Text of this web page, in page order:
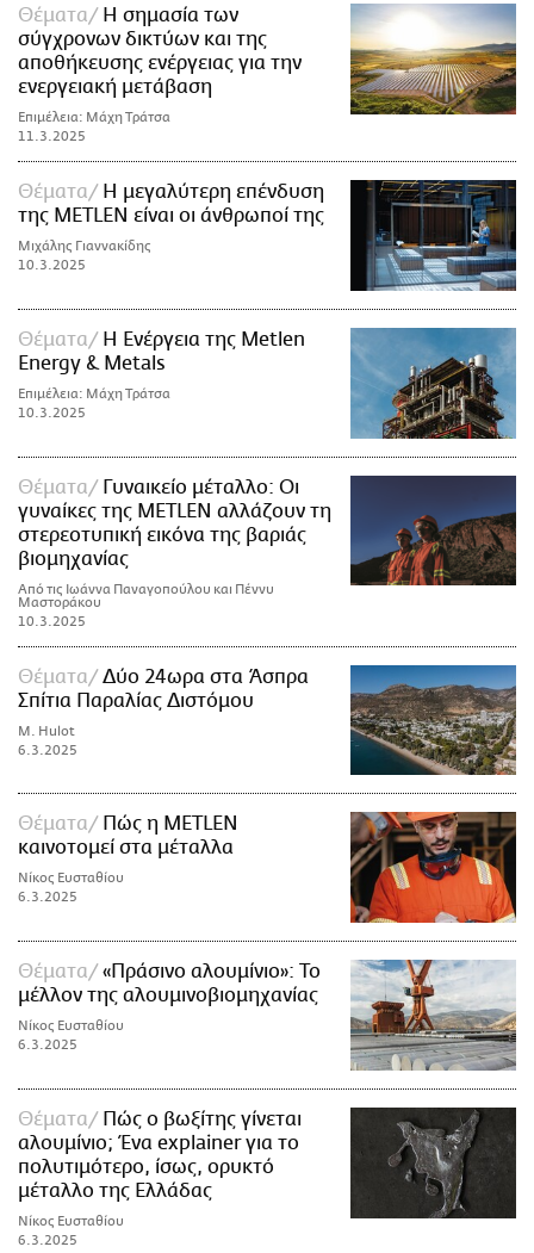
Θέματα
Η σημασία των
σύγχρονων δικτύων και της
αποθήκευσης ενέργειας για την
ενεργειακή μετάβαση
Επιμέλεια: Μάχη Τράτσα
11.3.2025
Θέματα
Η μεγαλύτερη επένδυση
της METLEN είναι οι άνθρωποί της
Μιχάλης Γιαννακίδης
10.3.2025
Θέματα
Η Ενέργεια της Metlen
Energy & Metals
Επιμέλεια: Μάχη Τράτσα
10.3.2025
Θέματα
Γυναικείο μέταλλο: Οι
γυναίκες της METLEN αλλάζουν τη
στερεοτυπική εικόνα της βαριάς
βιομηχανίας
Από τις Ιωάννα Παναγοπούλου και Πέννυ
Μαστοράκου
10.3.2025
Θέματα
Δύο 24ωρα στα Άσπρα
Σπίτια Παραλίας Διστόμου
M. Hulot
6.3.2025
Θέματα
Πώς η METLEN
καινοτομεί στα μέταλλα
Νίκος Ευσταθίου
6.3.2025
Θέματα
«Πράσινο αλουμίνιο»: Το
μέλλον της αλουμινοβιομηχανίας
Νίκος Ευσταθίου
6.3.2025
Θέματα
Πώς ο βωξίτης γίνεται
αλουμίνιο; Ένα explainer για το
πολυτιμότερο, ίσως, ορυκτό
μέταλλο της Ελλάδας
Νίκος Ευσταθίου
6.3.2025